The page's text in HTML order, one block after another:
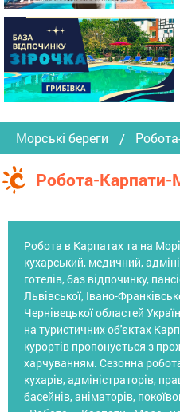
Морські береги
Робота-Карпати-
Робота в Карпатах та на
кухарський, медичний,
готелів, баз відпочинку,
Львівської, Івано-
Чернівецької областей
на туристичних об'єктах
курортів пропонується з
харчуванням. Сезонна
кухарів, адміністраторів,
басейнів, аніматорів,